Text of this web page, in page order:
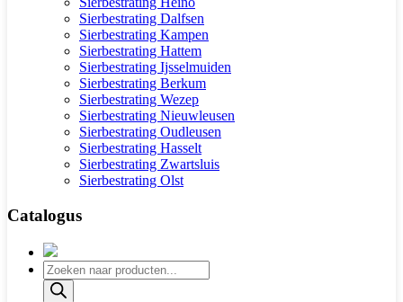
Sierbestrating Dalfsen
Sierbestrating Kampen
Sierbestrating Hattem
Sierbestrating Ijsselmuiden
Sierbestrating Berkum
Sierbestrating Wezep
Sierbestrating Nieuwleusen
Sierbestrating Oudleusen
Sierbestrating Hasselt
Sierbestrating Zwartsluis
Sierbestrating Olst
Catalogus
Producten
zoeken